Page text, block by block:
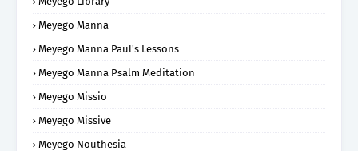
Meyego Manna
Meyego Manna Paul's Lessons
Meyego Manna Psalm Meditation
Meyego Missio
Meyego Missive
Meyego Nouthesia